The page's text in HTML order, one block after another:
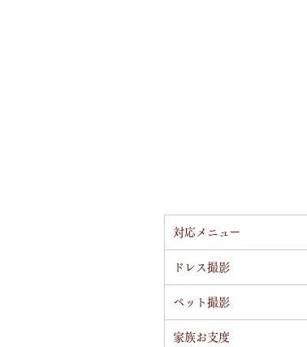
対応メニュー
ドレス撮影
ペット撮影
家族お支度